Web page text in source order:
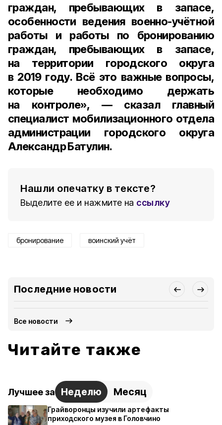
граждан, пребывающих в запасе,
особенности ведения военно-учётной
работы и работы по бронированию
граждан, пребывающих в запасе,
на территории городского округа
в 2019 году. Всё это важные вопросы,
которые необходимо держать
на контроле», — сказал главный
специалист мобилизационного отдела
администрации городского округа
Александр Батулин.
Нашли опечатку в тексте?
Выделите ее и нажмите на ссылку
бронирование воинский учёт
Последние новости
Все новости
Читайте также
Лучшее за Неделю Месяц
Грайворонцы изучили артефакты
приходского музея в Головчино